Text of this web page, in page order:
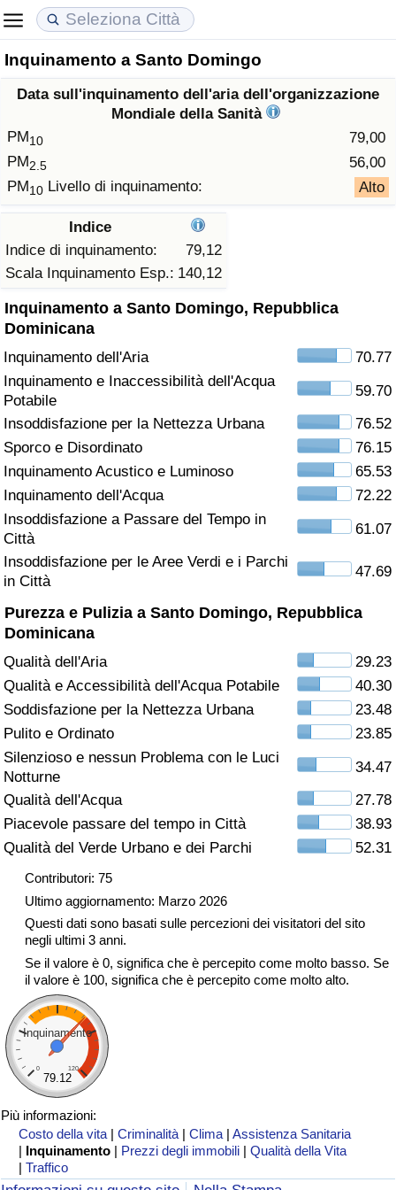
Inquinamento a Santo Domingo
Data sull'inquinamento dell'aria dell'organizzazione
Mondiale della Sanità
PM10
79,00
PM2.5
56,00
PM10 Livello di inquinamento: Alto
Indice
Indice di inquinamento:
79,12
Scala Inquinamento Esp.: 140,12
Inquinamento a Santo Domingo, Repubblica
Dominicana
Inquinamento dell'Aria
70.77
Inquinamento e Inaccessibilità dell'Acqua
Potabile
59.70
Insoddisfazione per la Nettezza Urbana
76.52
Sporco e Disordinato
76.15
Inquinamento Acustico e Luminoso
65.53
Inquinamento dell'Acqua
72.22
Insoddisfazione a Passare del Tempo in
Città
61.07
Insoddisfazione per le Aree Verdi e i Parchi
in Città
47.69
Purezza e Pulizia a Santo Domingo, Repubblica
Dominicana
Qualità dell'Aria
29.23
Qualità e Accessibilità dell'Acqua Potabile
40.30
Soddisfazione per la Nettezza Urbana
23.48
Pulito e Ordinato
23.85
Silenzioso e nessun Problema con le Luci
Notturne
34.47
Qualità dell'Acqua
27.78
Piacevole passare del tempo in Città
38.93
Qualità del Verde Urbano e dei Parchi
52.31
Contributori: 75
Ultimo aggiornamento: Marzo 2026
Questi dati sono basati sulle percezioni dei visitatori del sito
negli ultimi 3 anni.
Se il valore è 0, significa che è percepito come molto basso. Se
il valore è 100, significa che è percepito come molto alto.
Inquinamento
0 120
79.12
Più informazioni:
Costo della vita |Criminalità |Clima |Assistenza Sanitaria
| Inquinamento | Prezzi degli immobili |Qualità della Vita
|Traffico
Costo della vita
Indice Del Costo Della Vita (corrente)
Indice Del Costo Della Vita
ad Aqaba
Prezzi degli immobili
Indice del Prezzo delle Case (Corrente)
Indice del Prezzo delle Case
Qualità della Vita
Indice della Qualità della Vita
Indice della Qualità della Vita (Corrente)
Criminalità
Indice del Tasso di Criminalità (Corrente)
Indice della Criminalità
Indice di criminalità per paese
Assistenza Sanitaria
Indice dell’Assistenza Sanitaria (Corrente)
Indice dell’Assistenza Sanitaria
Indice dell’Assistenza Sanitaria per
Nazione
Inquinamento
Indice dell’Inquinamento (Corrente)
Indice di inquinamento
Indice dell’Inquinamento per Nazione
Traffico
Indice del Traffico
Indice del traffico (Corrente)
Indice del traffico per Nazione